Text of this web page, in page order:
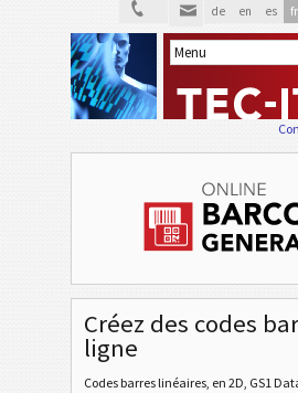
de en es fr
Créez des codes
ligne
Codes barres linéaires, en 2D, GS1